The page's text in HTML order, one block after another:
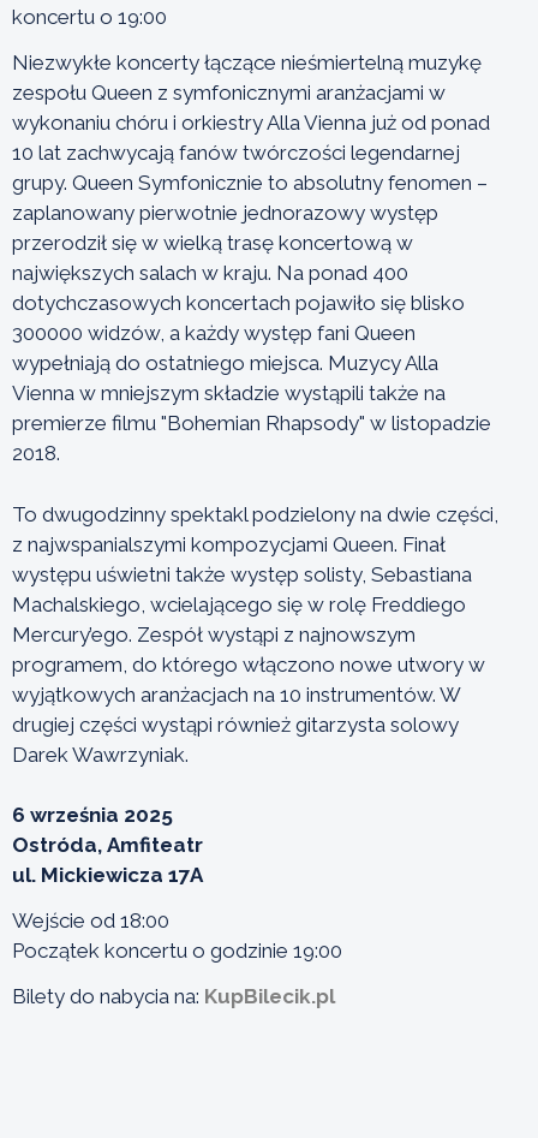
koncertu o 19:00
Niezwykłe koncerty łączące nieśmiertelną muzykę
zespołu Queen z symfonicznymi aranżacjami w
wykonaniu chóru i orkiestry Alla Vienna już od ponad
10 lat zachwycają fanów twórczości legendarnej
grupy. Queen Symfonicznie to absolutny fenomen –
zaplanowany pierwotnie jednorazowy występ
przerodził się w wielką trasę koncertową w
największych salach w kraju. Na ponad 400
dotychczasowych koncertach pojawiło się blisko
300000 widzów, a każdy występ fani Queen
wypełniają do ostatniego miejsca. Muzycy Alla
Vienna w mniejszym składzie wystąpili także na
premierze filmu "Bohemian Rhapsody" w listopadzie
2018.
To dwugodzinny spektakl podzielony na dwie części,
z najwspanialszymi kompozycjami Queen. Finał
występu uświetni także występ solisty, Sebastiana
Machalskiego, wcielającego się w rolę Freddiego
Mercury’ego. Zespół wystąpi z najnowszym
programem, do którego włączono nowe utwory w
wyjątkowych aranżacjach na 10 instrumentów. W
drugiej części wystąpi również gitarzysta solowy
Darek Wawrzyniak.
6 września 2025
Ostróda, Amfiteatr
ul. Mickiewicza 17A
Wejście od 18:00
Początek koncertu o godzinie 19:00
Bilety do nabycia na: KupBilecik.pl